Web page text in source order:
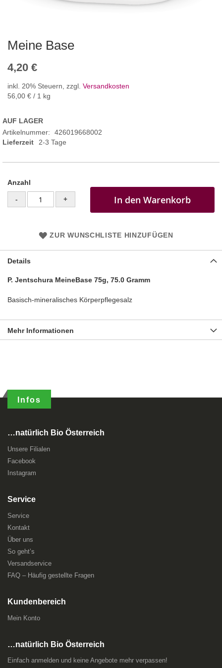
Meine Base
4,20 €
inkl. 20% Steuern, zzgl. Versandkosten
56,00 € / 1 kg
AUF LAGER
Artikelnummer
426019668002
Lieferzeit
2-3 Tage
Anzahl
- + In den Warenkorb
ZUR WUNSCHLISTE HINZUFÜGEN
Details
P. Jentschura MeineBase 75g, 75.0 Gramm
Basisch-mineralisches Körperpflegesalz
Mehr Informationen
Infos
…natürlich Bio Österreich
Unsere Filialen
Facebook
Instagram
Service
Service
Kontakt
Über uns
So geht’s
Versandservice
FAQ – Häufig gestellte Fragen
Kundenbereich
Mein Konto
…natürlich Bio Österreich
Einfach anmelden und keine Angebote mehr verpassen!